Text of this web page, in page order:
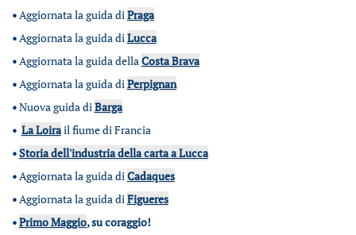
•Aggiornata la guida diPraga
•Aggiornata la guida diLucca
•Aggiornata la guida dellaCosta Brava
•Aggiornata la guida diPerpignan
•Nuova guida diBarga
• La Loirail fiume di Francia
•Storia dell'industria della carta a Lucca
•Aggiornata la guida diCadaques
•Aggiornata la guida diFigueres
•Primo Maggio, su coraggio!